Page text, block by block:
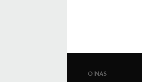
O NAS